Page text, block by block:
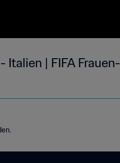
Italien | FIFA Frauen-